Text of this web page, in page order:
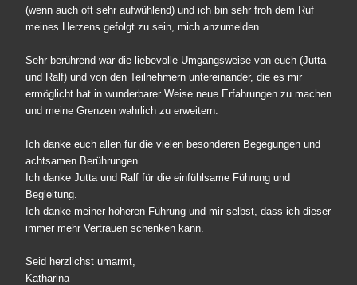
(wenn auch oft sehr aufwühlend) und ich bin sehr froh dem Ruf
meines Herzens gefolgt zu sein, mich anzumelden.
Sehr berührend war die liebevolle Umgangsweise von euch (Jutta
und Ralf) und von den Teilnehmern untereinander, die es mir
ermöglicht hat in wunderbarer Weise neue Erfahrungen zu machen
und meine Grenzen wahrlich zu erweitern.
Ich danke euch allen für die vielen besonderen Begegungen und
achtsamen Berührungen.
Ich danke Jutta und Ralf für die einfühlsame Führung und
Begleitung.
Ich danke meiner höheren Führung und mir selbst, dass ich dieser
immer mehr Vertrauen schenken kann.
Seid herzlichst umarmt,
Katharina